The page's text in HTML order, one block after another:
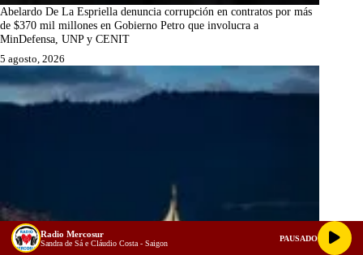
Abelardo De La Espriella denuncia corrupción en contratos por más
de $370 mil millones en Gobierno Petro que involucra a
MinDefensa, UNP y CENIT
5 agosto, 2026
Radio Mercosur
Sandra de Sá e Cláudio Costa - Saigon
PAUSADO